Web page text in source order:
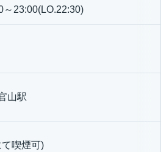
～23:00(LO.22:30)
山駅
喫煙可)